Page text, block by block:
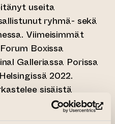
useita
ryhmä- sekä
Viimeisimmät
Boxissa
Galleriassa Porissa
2022.
sisäistä
jäsentää siten
tunnistamaan